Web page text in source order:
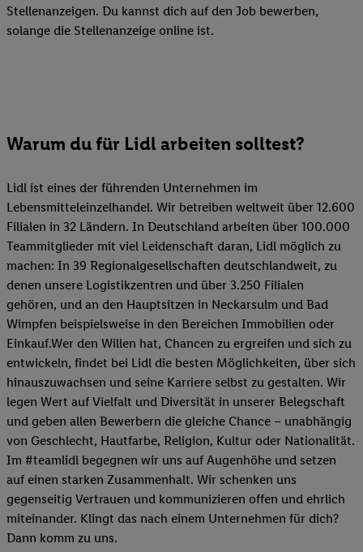
Stellenanzeigen. Du kannst dich auf den Job bewerben,
solange die Stellenanzeige online ist.
Warum du für Lidl arbeiten solltest?
Lidl ist eines der führenden Unternehmen im
Lebensmitteleinzelhandel. Wir betreiben weltweit über 12.600
Filialen in 32 Ländern. In Deutschland arbeiten über 100.000
Teammitglieder mit viel Leidenschaft daran, Lidl möglich zu
machen: In 39 Regionalgesellschaften deutschlandweit, zu
denen unsere Logistikzentren und über 3.250 Filialen
gehören, und an den Hauptsitzen in Neckarsulm und Bad
Wimpfen beispielsweise in den Bereichen Immobilien oder
Einkauf.Wer den Willen hat, Chancen zu ergreifen und sich zu
entwickeln, findet bei Lidl die besten Möglichkeiten, über sich
hinauszuwachsen und seine Karriere selbst zu gestalten. Wir
legen Wert auf Vielfalt und Diversität in unserer Belegschaft
und geben allen Bewerbern die gleiche Chance – unabhängig
von Geschlecht, Hautfarbe, Religion, Kultur oder Nationalität.
Im #teamlidl begegnen wir uns auf Augenhöhe und setzen
auf einen starken Zusammenhalt. Wir schenken uns
gegenseitig Vertrauen und kommunizieren offen und ehrlich
miteinander. Klingt das nach einem Unternehmen für dich?
Dann komm zu uns.​